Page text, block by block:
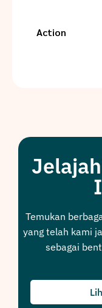
Action
Temukan
yang telah kami
sebagai